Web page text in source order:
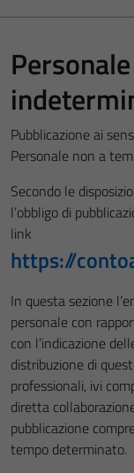
Pubblicazione ai
Personale non a
Secondo le
l’obbligo di
link
https://
In questa sezione
personale con
con l’indicazione
distribuzione di
professionali, ivi
diretta
pubblicazione
tempo determinato.